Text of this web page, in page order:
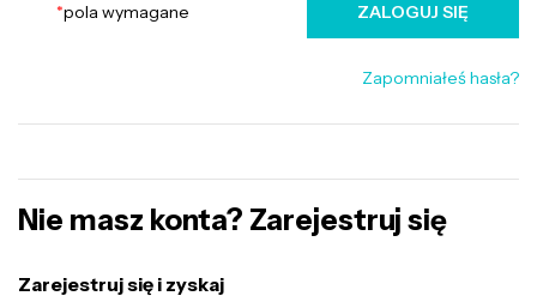
*pola wymagane ZALOGUJ SIĘ
Zapomniałeś hasła?
Nie masz konta? Zarejestruj się
Zarejestruj się i zyskaj